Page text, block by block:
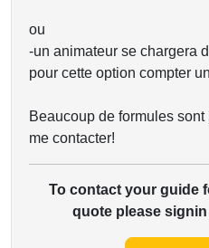
ou
-un animateur se chargera
pour cette option compter
Beaucoup de formules
me contacter!
To contact your guide
quote please